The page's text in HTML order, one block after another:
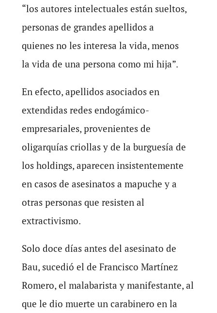
“los autores intelectuales están sueltos,
personas de grandes apellidos a
quienes no les interesa la vida, menos
la vida de una persona como mi hija”.
En efecto, apellidos asociados en
extendidas redes endogámico-
empresariales, provenientes de
oligarquías criollas y de la burguesía de
los holdings, aparecen insistentemente
en casos de asesinatos a mapuche y a
otras personas que resisten al
extractivismo.
Solo doce días antes del asesinato de
Bau, sucedió el de Francisco Martínez
Romero, el malabarista y manifestante, al
que le dio muerte un carabinero en la